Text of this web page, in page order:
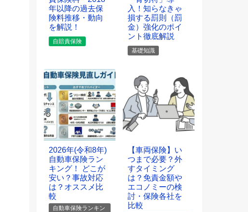
年以降の過去保
険料推移・動向
を解説！
自賠責保険
入！知らなきゃ
損する罰則（罰
金）強化のポイ
ント徹底解説
基礎知識
2026年(令和8年)
自動車保険ラン
キング！ どこが
安い？事故対応
は？オススメ比
較
自動車保険ランキン
【車両保険】い
つまで必要？外
すタイミング
は？免責金額や
エコノミーの検
討・保険各社を
比較